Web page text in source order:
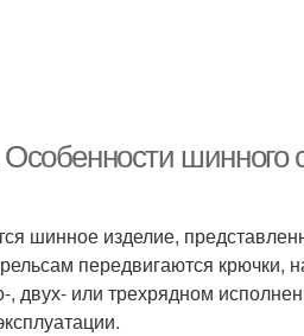
шинного
шинное изделие,
передвигаются крючки,
двух- или трехрядном